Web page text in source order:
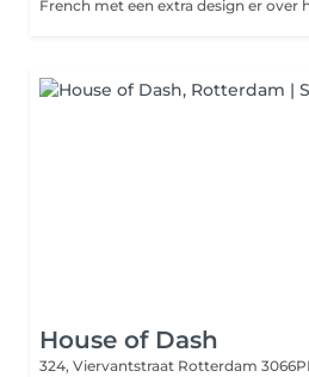
House of Dash
324, Viervantstraat Rotterdam